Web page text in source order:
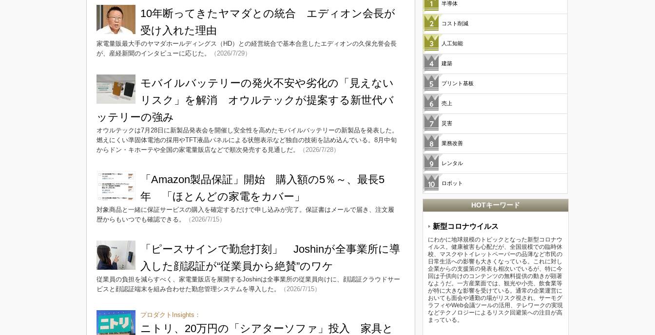
10年断ってきたヤマダとの統合 エディオン会長が
受け入れた理由
家電量販最大手のヤマダホールディングス（HD）との経営統合で基本合意したエディオンの久保允誉会長
が、産経新聞のインタビューに応じた。
（2026/7/29）
モバイルバッテリーの発火不安や劣化の「見えない
リスク」を解消 オウルテックが提案する新世代バ
ッテリーの強み
オウルテックは7月28日に新製品発表会を開催し安全性を高めたモバイルバッテリーの新製品を発表した。
燃えにくい準固体電池の採用やTFT液晶パネルによる状態表示など独自の技術を詰め込んでいる。8月中旬
からドン・キホーテや全国の家電量販店などで順次発売する見通しだ。
（2026/7/28）
「Amazon製品保証」開始 購入額の5％～、最長5
年 「ほとんどの家電をカバー」
対象商品と一緒に保証サービスの購入を確定するだけで申し込みが完了。保証書はメールで届き、注文履
歴からもいつでも確認できる。
（2026/7/15）
「ピースサインで勤怠打刻」 Joshinが全事業所に導
入した顔認証が“従業員から絶賛”のワケ
従業員の負担を減らすべく、家電量販店を展開するJoshinは全事業所の従業員向けに、顔認証クラウドサー
ビスと顔認証端末を組み合わせた勤怠管理システムを導入した。
（2026/7/15）
プロダクトInsights：
ニトリ、20万円の「シアターソファ」投入 家具と
半導体
コスト削減
人工知能
建築
プリント基板
売上
災害
業務改善
レンタル
ロボット
HOTキーワード
新型コロナウイルス
にわかに地球規模のトピックとなった新型コロナウ
イルス。健康被害も心配だが、全国規模での臨時休
校、マスクやトイレットペーパーの品薄など市民の
日常生活への影響も大きくなっている。これに対し
企業からの支援策の発表も相次いでいるが、特に今
回は子供向けのコンテンツの無料提供の動きが顕著
なようだ。一方産業面では、観光や小売、飲食業等
が特に大きな影響を受けている。通常の企業運営に
おいても面会や通勤の場がリスク視され、サーモグ
ラフィやWeb会議ツールの活用、テレワークの実現
などテクノロジーによるリスク回避策への注目が高
まっている。